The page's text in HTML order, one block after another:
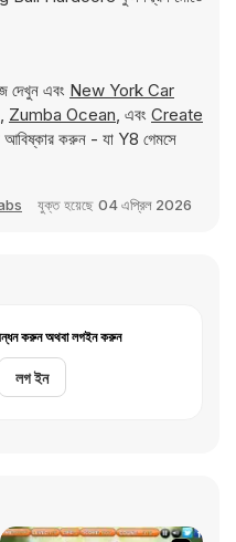
দেখুন এবং New York Car
, Zumba Ocean, এবং Create
আবিষ্কার করুন - যা Y8 গেমসে
যুক্ত হয়েছে 04 এপ্রিল 2026
করুন অথবা লগইন করুন
লগ ইন